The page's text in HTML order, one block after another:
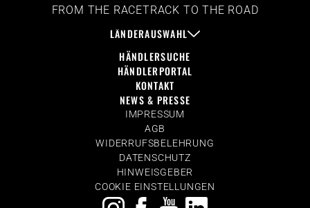
FROM THE RACETRACK TO THE ROAD
LÄNDERAUSWAHL
HÄNDLERSUCHE
HÄNDLERPORTAL
KONTAKT
NEWS & PRESSE
IMPRESSUM
AGB
WIDERRUFSBELEHRUNG
DATENSCHUTZ
HINWEISGEBER
COOKIE EINSTELLUNGEN